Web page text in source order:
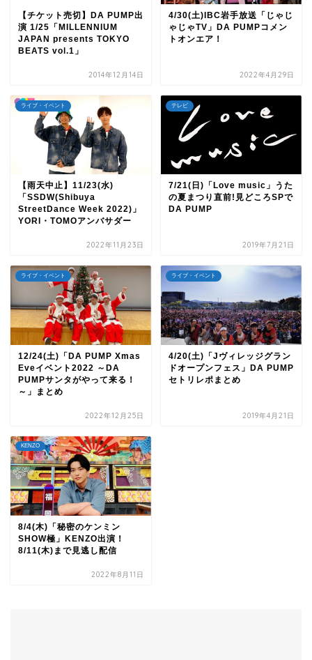
【チケット売切】DA PUMP出
演 1/25「MILLENNIUM
JAPAN presents TOKYO
BEATS vol.1」
2014年12月14日
4/30(土)IBC岩手放送「じゃじ
ゃじゃTV」DA PUMPコメン
トオンエア！
2022年4月29日
ライブ・イベント
【雨天中止】11/23(水)
「SSDW(Shibuya
StreetDance Week 2022)」
YORI・TOMOアンバサダー
2022年11月23日
テレビ
7/21(日)「Love music」うた
の夏まつり直前!見どころSPで
DA PUMP
2019年7月21日
ライブ・イベント
12/24(土)「DA PUMP Xmas
Eveイベント2022 ～DA
PUMPサンタがやって来る！
～」まとめ
2022年12月25日
ライブ・イベント
4/20(土)「Jヴィレッジグラン
ドオープンフェス」DA PUMP
セトリレポまとめ
2019年4月21日
KENZO
8/4(木)「秘密のケンミン
SHOW極」KENZO出演！
8/11(木)まで見逃し配信
2022年8月11日